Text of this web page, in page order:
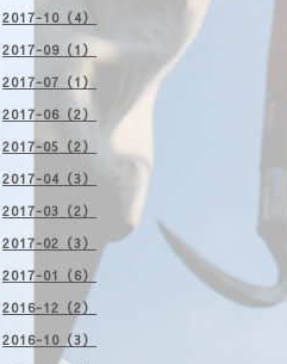
2017-10（4）
2017-09（1）
2017-07（1）
2017-06（2）
2017-05（2）
2017-04（3）
2017-03（2）
2017-02（3）
2017-01（6）
2016-12（2）
2016-10（3）